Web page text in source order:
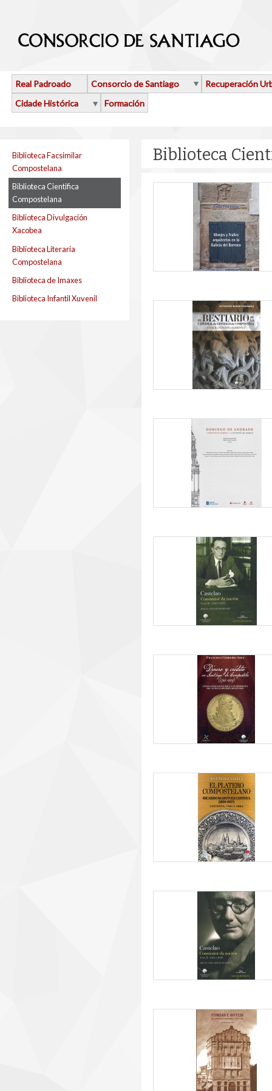
Real Padroado Consorcio de Santiago
Recuperación
Cidade Histórica
Formación
Biblioteca Facsimilar
Compostelana
Biblioteca Cientifica
Compostelana
Biblioteca Divulgación
Xacobea
Biblioteca Literaria
Compostelana
Biblioteca de Imaxes
Biblioteca Infantil Xuvenil
Biblioteca